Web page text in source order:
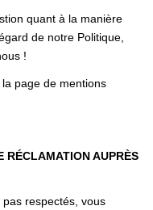
quant à la manière
de notre Politique,
!
page de mentions
RÉCLAMATION AUPRÈS
respectés, vous